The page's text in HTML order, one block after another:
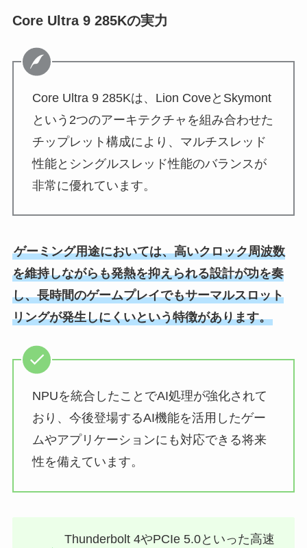
Core Ultra 9 285Kの実力
Core Ultra 9 285Kは、Lion CoveとSkymont
という2つのアーキテクチャを組み合わせた
チップレット構成により、マルチスレッド
性能とシングルスレッド性能のバランスが
非常に優れています。
ゲーミング用途においては、高いクロック周波数
を維持しながらも発熱を抑えられる設計が功を奏
し、長時間のゲームプレイでもサーマルスロット
リングが発生しにくいという特徴があります。
NPUを統合したことでAI処理が強化されて
おり、今後登場するAI機能を活用したゲー
ムやアプリケーションにも対応できる将来
性を備えています。
Thunderbolt 4やPCIe 5.0といった高速